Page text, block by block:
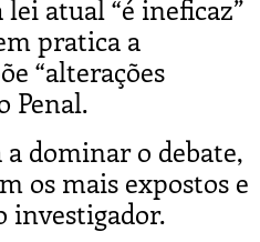
atual “é ineficaz”
pratica a
“alterações
Penal.
dominar o debate,
os mais expostos e
investigador.